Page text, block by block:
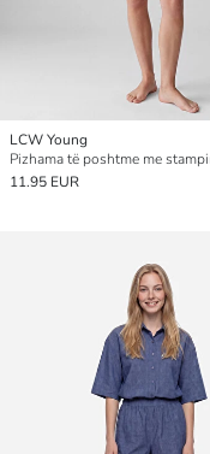
LCW Young
11.95 EUR